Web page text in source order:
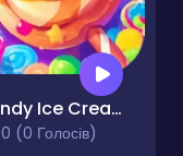
Candy Ice Cream Crush
0 (0 Голосів)